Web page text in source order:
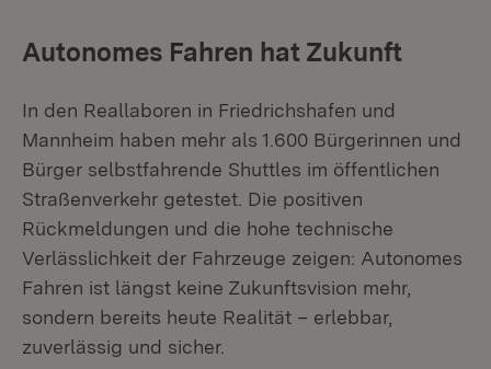
Autonomes Fahren hat Zukunft
In den Reallaboren in Friedrichshafen und
Mannheim haben mehr als 1.600 Bürgerinnen und
Bürger selbstfahrende Shuttles im öffentlichen
Straßenverkehr getestet. Die positiven
Rückmeldungen und die hohe technische
Verlässlichkeit der Fahrzeuge zeigen: Autonomes
Fahren ist längst keine Zukunftsvision mehr,
sondern bereits heute Realität – erlebbar,
zuverlässig und sicher.